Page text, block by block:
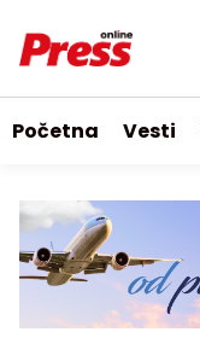
Početna Vesti